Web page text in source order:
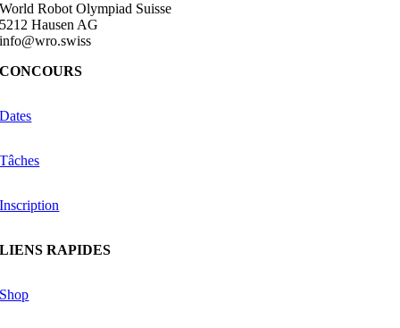
World Robot Olympiad Suisse
5212 Hausen AG
info@wro.swiss
CONCOURS
Dates
Tâches
Inscription
LIENS RAPIDES
Shop